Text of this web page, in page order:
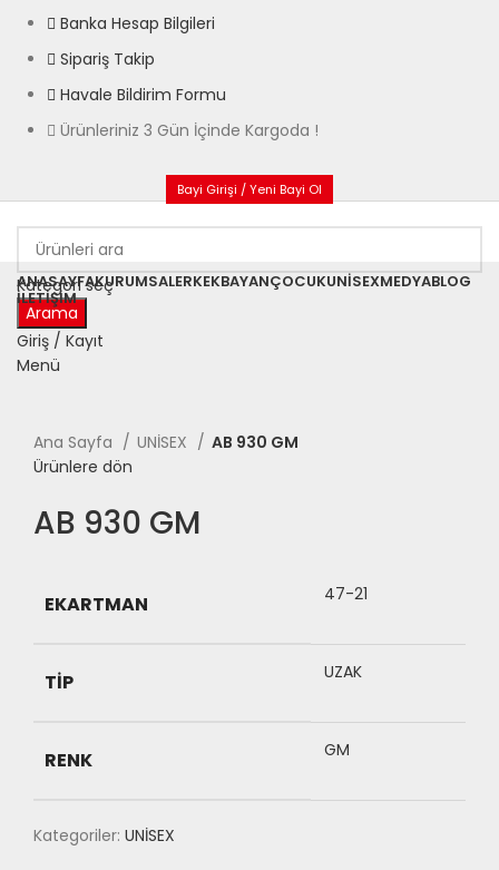
Banka Hesap Bilgileri
Sipariş Takip
Havale Bildirim Formu
Ürünleriniz 3 Gün İçinde Kargoda !
Bayi Girişi / Yeni Bayi Ol
Kategori seç
Arama
Giriş / Kayıt
Menü
ANASAYFAKURUMSALERKEKBAYANÇOCUKUNISEXMEDYABLOG
İLETIŞIM
Büyütmek için tıklayın
Ana Sayfa UNİSEX
AB 930 GM
Ürünlere dön
AB 930 GM
EKARTMAN 47-21
TIP UZAK
RENK GM
Kategoriler: UNİSEX